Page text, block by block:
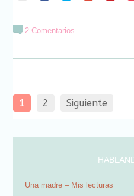
para
correo
electrónico
amigo
(Se
nueva)
para
Facebook
(Se
una
ventana
para
(Se
una
ventana
para
una
ventana
para
una
2 Comentarios
1 2 Siguiente
Una madre – Mis lecturas